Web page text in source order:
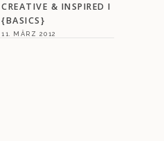
CREATIVE & INSPIRED I
{BASICS}
11. MÄRZ 2012